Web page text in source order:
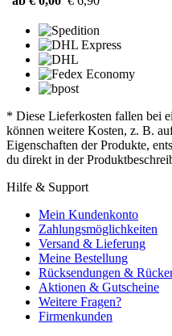
* Diese Lieferkosten fallen bei
können weitere Kosten, z. B.
Eigenschaften der Produkte,
du direkt in der
Hilfe & Support
Mein Kundenkonto
Zahlungsmöglichkeiten
Versand & Lieferung
Meine Bestellung
Rücksendungen &
Aktionen & Gutscheine
Weitere Fragen?
Firmenkunden